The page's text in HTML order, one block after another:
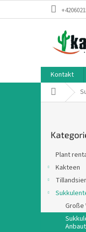
Kontakt
t
Plant
Kakteen
Große